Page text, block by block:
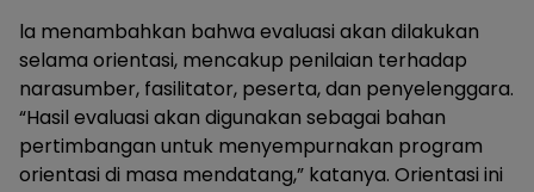
la menambahkan bahwa evaluasi akan dilakukan
selama orientasi, mencakup penilaian terhadap
narasumber, fasilitator, peserta, dan penyelenggara.
“Hasil evaluasi akan digunakan sebagai bahan
pertimbangan untuk menyempurnakan program
orientasi di masa mendatang,” katanya. Orientasi ini